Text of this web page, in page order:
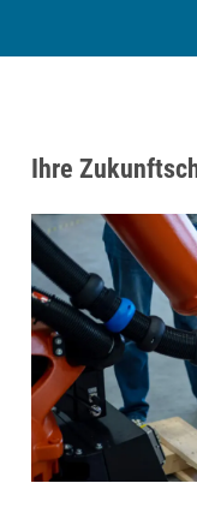
Ihre